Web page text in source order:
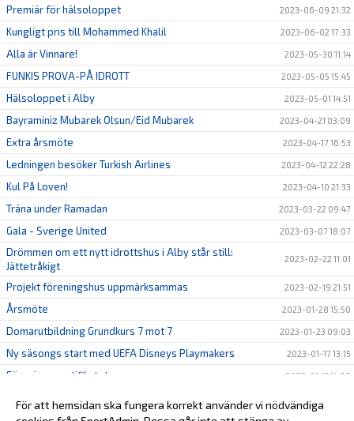
Premiär för hälsoloppet 2023-06-09 21:32
Kungligt pris till Mohammed Khalil 2023-06-02 17:33
Alla är Vinnare! 2023-05-30 11:14
FUNKIS PROVA-PÅ IDROTT 2023-05-05 15:45
Hälsoloppet i Alby 2023-05-01 14:51
Bayraminiz Mubarek Olsun/Eid Mubarek 2023-04-21 03:09
Extra årsmöte 2023-04-17 16:53
Ledningen besöker Turkish Airlines 2023-04-12 22:28
Kul På Loven! 2023-04-10 21:33
Träna under Ramadan 2023-03-22 09:47
Gala - Sverige United 2023-03-07 18:07
Drömmen om ett nytt idrottshus i Alby står still:
Jättetråkigt
2023-02-22 11:01
Projekt föreningshus uppmärksammas 2023-02-19 21:51
Årsmöte 2023-01-28 15:50
Domarutbildning Grundkurs 7 mot 7 2023-01-23 09:03
Ny säsongs start med UEFA Disneys Playmakers 2023-01-17 13:15
Förenings certifikatet 2023-01-11 14:38
För att hemsidan ska fungera korrekt använder vi nödvändiga